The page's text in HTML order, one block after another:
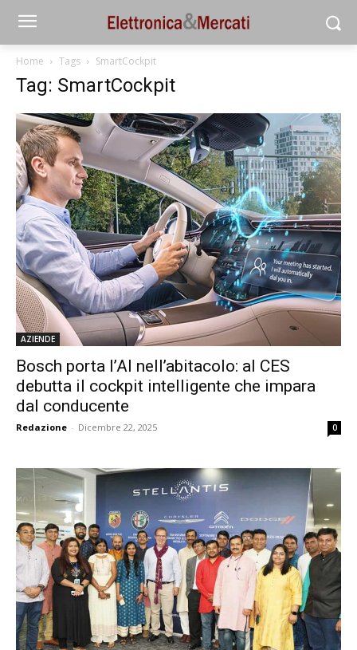
Home Tags SmartCockpit
Tag: SmartCockpit
AZIENDE
Bosch porta l’AI nell’abitacolo: al CES
debutta il cockpit intelligente che impara
dal conducente
Redazione - Dicembre 22, 2025 0